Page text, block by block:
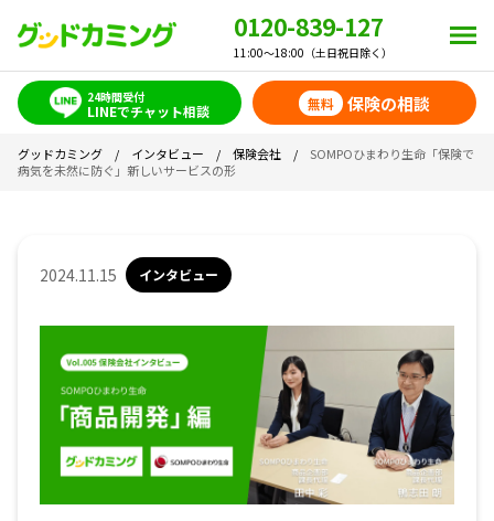
0120-839-127
11:00～18:00（土日祝日除く）
24時間受付
LINEでチャット相談 無料 保険の相談
グッドカミング / インタビュー / 保険会社 / SOMPOひまわり生命「保険で
病気を未然に防ぐ」新しいサービスの形
2024.11.15 インタビュー